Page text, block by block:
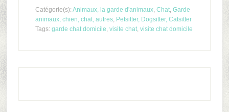
Catégorie(s): Animaux, la garde d'animaux, Chat, Garde
animaux, chien, chat, autres, Petsitter, Dogsitter, Catsitter
Tags: garde chat domicile, visite chat, visite chat domicile